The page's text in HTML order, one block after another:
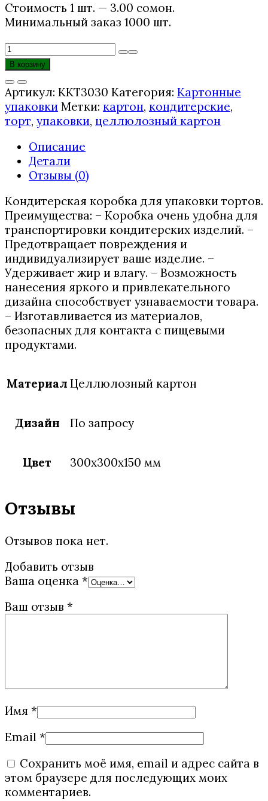
Стоимость 1 шт. — 3.00 сомонӣ.
Минимальный заказ 1000 шт.
Количество
товара
для
торта
300x300x150
В корзину
Артикул: ККТ3030 Категория: Картонные
упаковки Метки: картон, кондитерские,
торт, упаковки, целлюлозный картон
Описание
Детали
Отзывы (0)
Кондитерская коробка для упаковки тортов.
Преимущества: – Коробка очень удобна для
транспортировки кондитерских изделий. –
Предотвращает повреждения и
индивидуализирует ваше изделие. –
Удерживает жир и влагу. – Возможность
нанесения яркого и привлекательного
дизайна способствует узнаваемости товара.
– Изготавливается из материалов,
безопасных для контакта с пищевыми
продуктами.
Материал Целлюлозный картон
Дизайн По запросу
Цвет 300х300х150 мм
Отзывы
Отзывов пока нет.
Добавить отзыв
Ваша оценка *
Ваш отзыв *
Имя *
Email *
Сохранить моё имя, email и адрес сайта в
этом браузере для последующих моих
комментариев.